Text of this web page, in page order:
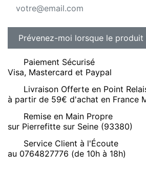
Paiement Sécurisé
Visa, Mastercard et Paypal
Livraison Offerte en Point
à partir de 59€ d'achat en France
Remise en Main Propre
sur Pierrefitte sur Seine (93380)
Service Client à l'Écoute
au 0764827776 (de 10h à 18h)